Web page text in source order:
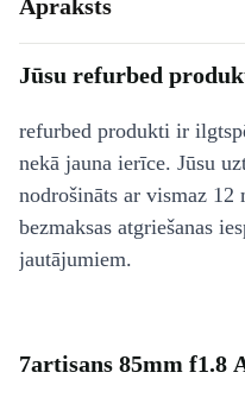
Apraksts
Jūsu refurbed
refurbed produkti ir
nekā jauna ierīce. Jūsu
nodrošināts ar vismaz 12
bezmaksas atgriešanas
jautājumiem.
7artisans 85mm f1.8